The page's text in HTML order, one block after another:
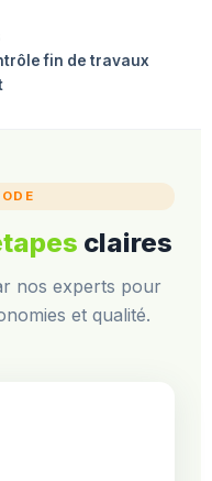
fin de travaux
claires
nos experts pour
et qualité.